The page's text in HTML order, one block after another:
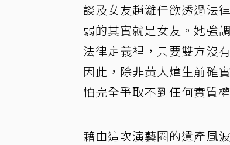
談及女友趙濰佳欲透過法
弱的其實就是女友。她強
法律定義裡，只要雙方沒
因此，除非黃大煒生前確
怕完全爭取不到任何實質
藉由這次演藝圈的遺產風